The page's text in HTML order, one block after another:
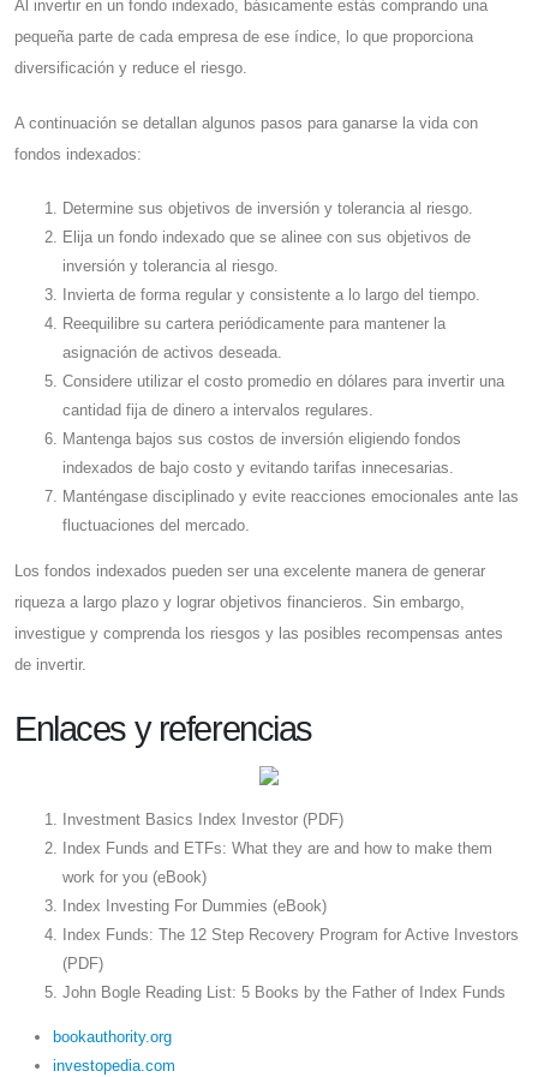
Al invertir en un fondo indexado, básicamente estás comprando una
pequeña parte de cada empresa de ese índice, lo que proporciona
diversificación y reduce el riesgo.
A continuación se detallan algunos pasos para ganarse la vida con
fondos indexados:
Determine sus objetivos de inversión y tolerancia al riesgo.
Elija un fondo indexado que se alinee con sus objetivos de
inversión y tolerancia al riesgo.
Invierta de forma regular y consistente a lo largo del tiempo.
Reequilibre su cartera periódicamente para mantener la
asignación de activos deseada.
Considere utilizar el costo promedio en dólares para invertir una
cantidad fija de dinero a intervalos regulares.
Mantenga bajos sus costos de inversión eligiendo fondos
indexados de bajo costo y evitando tarifas innecesarias.
Manténgase disciplinado y evite reacciones emocionales ante las
fluctuaciones del mercado.
Los fondos indexados pueden ser una excelente manera de generar
riqueza a largo plazo y lograr objetivos financieros. Sin embargo,
investigue y comprenda los riesgos y las posibles recompensas antes
de invertir.
Enlaces y referencias
Investment Basics Index Investor (PDF)
Index Funds and ETFs: What they are and how to make them
work for you (eBook)
Index Investing For Dummies (eBook)
Index Funds: The 12 Step Recovery Program for Active Investors
(PDF)
John Bogle Reading List: 5 Books by the Father of Index Funds
bookauthority.org
investopedia.com